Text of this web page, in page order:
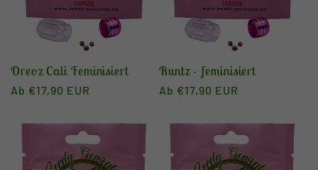
Oreoz Cali Feminisiert
Normaler
Ab €17,90 EUR
Runtz - feminisiert
Normaler
Ab €17,90 EUR